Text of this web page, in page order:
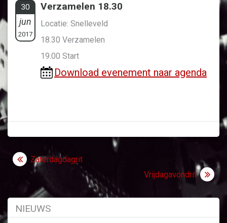
30
jun
2017
Verzamelen 18.30
Locatie: Snelleveld
18.30 Verzamelen
19.00 Start
Download evenement naar agenda
Bericht
navigatie
Zaterdagdagrit
Vrijdagavondrit
NIEUWS